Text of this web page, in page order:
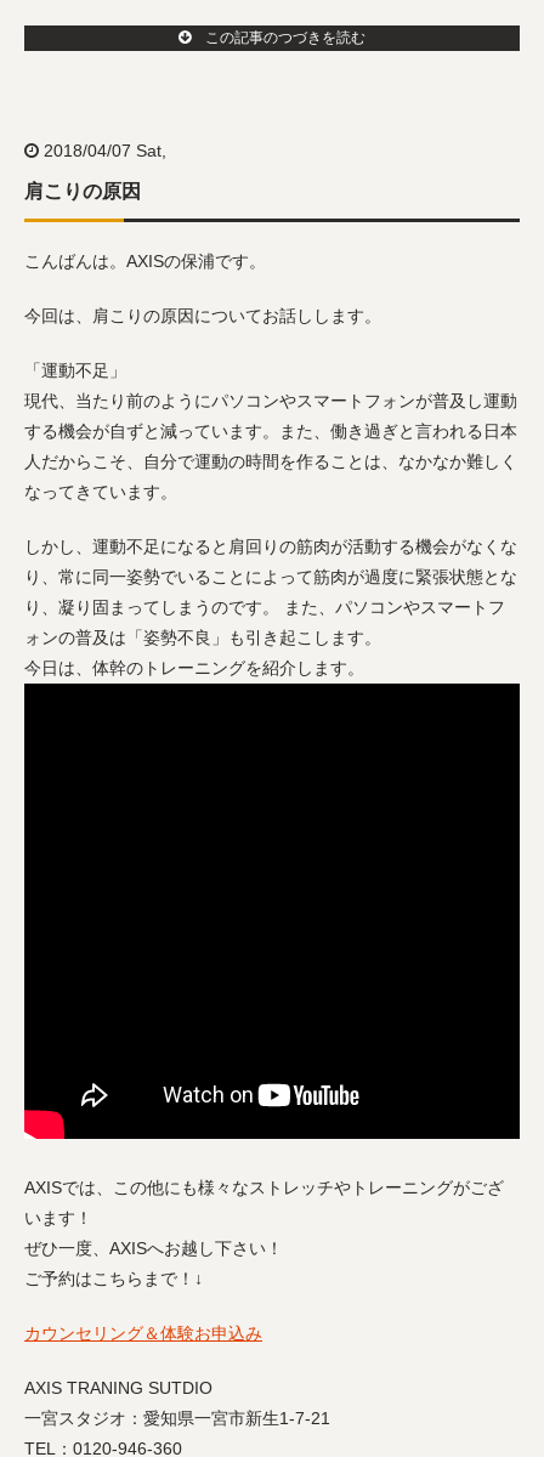
この記事のつづきを読む
2018/04/07 Sat,
肩こりの原因
こんばんは。AXISの保浦です。
今回は、肩こりの原因についてお話しします。
「運動不足」
現代、当たり前のようにパソコンやスマートフォンが普及し運動
する機会が自ずと減っています。また、働き過ぎと言われる日本
人だからこそ、自分で運動の時間を作ることは、なかなか難しく
なってきています。
しかし、運動不足になると肩回りの筋肉が活動する機会がなくな
り、常に同一姿勢でいることによって筋肉が過度に緊張状態とな
り、凝り固まってしまうのです。 また、パソコンやスマートフ
ォンの普及は「姿勢不良」も引き起こします。
今日は、体幹のトレーニングを紹介します。
AXISでは、この他にも様々なストレッチやトレーニングがござ
います！
ぜひ一度、AXISへお越し下さい！
ご予約はこちらまで！↓
カウンセリング＆体験お申込み
AXIS TRANING SUTDIO
一宮スタジオ：愛知県一宮市新生1-7-21
TEL：0120-946-360